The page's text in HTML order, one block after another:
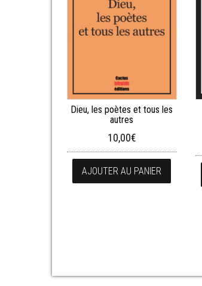
Dieu, les poètes et tous les
autres
10,00€
AJOUTER AU PANIER